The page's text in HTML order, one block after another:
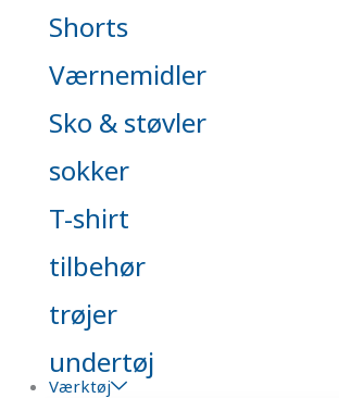
Shorts
Værnemidler
Sko & støvler
sokker
T-shirt
tilbehør
trøjer
undertøj
Værktøj